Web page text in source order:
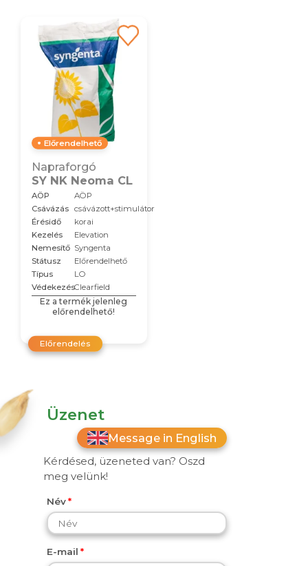
Előrendelhető
Napraforgó
SY NK Neoma CL
AÖP
AÖP
Csávázás csávázott+stimulátor
Érésidő
korai
Kezelés
Elevation
Nemesítő Syngenta
Státusz
Előrendelhető
Típus
LO
VédekezésClearfield
Ez a termék jelenleg
előrendelhető!
Előrendelés
Üzenet
Message in English
Kérdésed, üzeneted van? Oszd
meg velünk!
Név
E-mail